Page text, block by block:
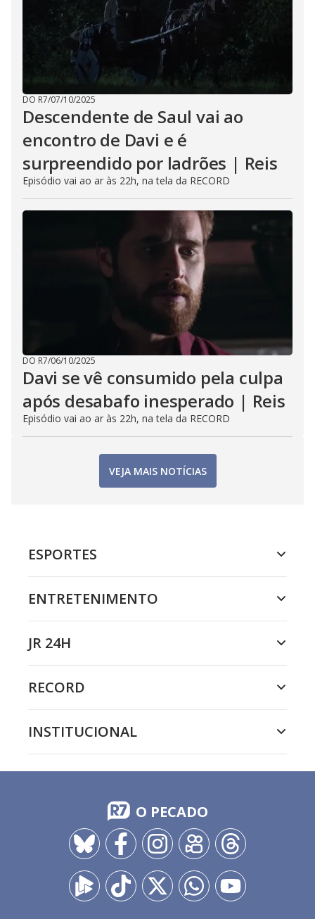
DO R7/07/10/2025
Descendente de Saul vai ao
encontro de Davi e é
surpreendido por ladrões | Reis
Episódio vai ao ar às 22h, na tela da RECORD
DO R7/06/10/2025
Davi se vê consumido pela culpa
após desabafo inesperado | Reis
Episódio vai ao ar às 22h, na tela da RECORD
VEJA MAIS NOTÍCIAS
ESPORTES
ENTRETENIMENTO
JR 24H
RECORD
INSTITUCIONAL
O PECADO